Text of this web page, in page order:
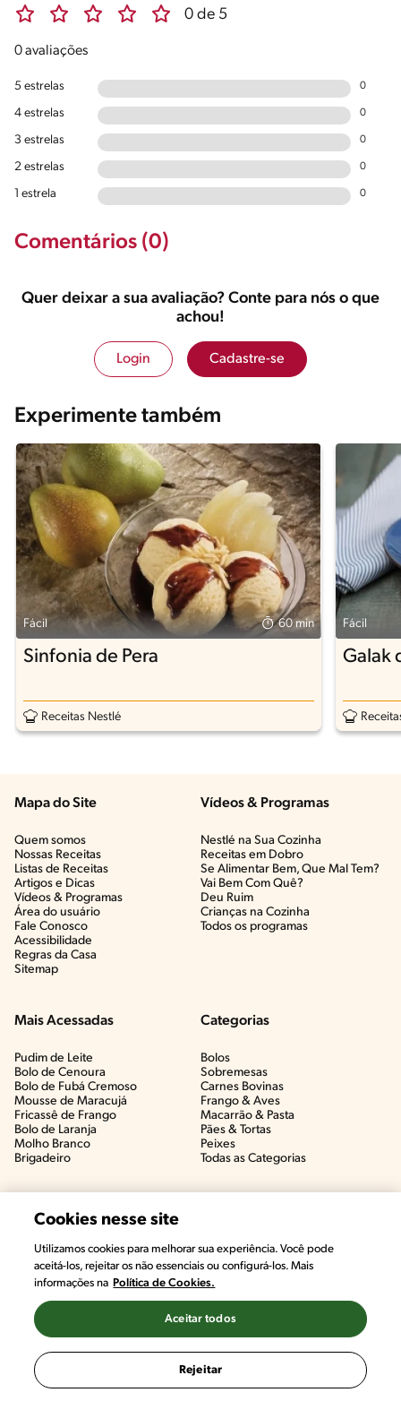
0 de 5
0 avaliações
5 estrelas 0
4 estrelas 0
3 estrelas 0
2 estrelas 0
1 estrela 0
Comentários (0)
Quer deixar a sua avaliação? Conte para nós o que
achou!
Login Cadastre-se
Experimente também
Fácil 60 min
Sinfonia de Pera
Receitas Nestlé
Fácil
Galak
Mapa do Site
Quem somos
Nossas Receitas
Listas de Receitas​
Artigos e Dicas​
Vídeos & Programas​
Área do usuário
Fale Conosco
Acessibilidade
Regras da Casa
Sitemap
Vídeos & Programas​
Nestlé na Sua Cozinha
Receitas em Dobro
Se Alimentar Bem, Que Mal Tem?​
Vai Bem Com Quê?​
Deu Ruim​
Crianças na Cozinha​
Todos os programas
Mais Acessadas
Pudim de Leite
Bolo de Cenoura
Bolo de Fubá Cremoso
Mousse de Maracujá
Fricassê de Frango
Bolo de Laranja
Molho Branco
Brigadeiro
Categorias
Bolos
Sobremesas
Carnes Bovinas​
Frango & Aves​
Macarrão & Pasta​
Pães & Tortas​
Peixes
Todas as Categorias
Cookies nesse site
Utilizamos cookies para melhorar sua experiência. Você pode
aceitá-los, rejeitar os não essenciais ou configurá-los. Mais
informações na Política de Cookies.
Rejeitar
Aceitar todos